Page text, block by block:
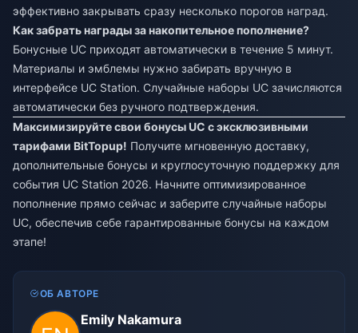
эффективно закрывать сразу несколько порогов наград.
Как забрать награды за накопительное пополнение?
Бонусные UC приходят автоматически в течение 5 минут.
Материалы и эмблемы нужно забирать вручную в
интерфейсе UC Station. Случайные наборы UC зачисляются
автоматически без ручного подтверждения.
Максимизируйте свои бонусы UC с эксклюзивными
тарифами BitTopup! Получите мгновенную доставку,
дополнительные бонусы и круглосуточную поддержку для
события UC Station 2026. Начните оптимизированное
пополнение прямо сейчас и заберите случайные наборы
UC, обеспечив себе гарантированные бонусы на каждом
этапе!
ОБ АВТОРЕ
Emily Nakamura